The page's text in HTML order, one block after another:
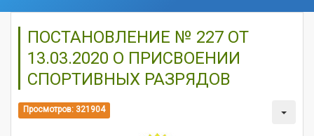
ПОСТАНОВЛЕНИЕ № 227 ОТ
13.03.2020 О ПРИСВОЕНИИ
СПОРТИВНЫХ РАЗРЯДОВ
Просмотров: 321904